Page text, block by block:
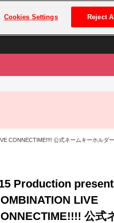
アム会員とは
ドル同好会
CONNECTIME!!!! 公式ネームキーホルダ
Production
LIVE
公式
Cookies Settings Reject All